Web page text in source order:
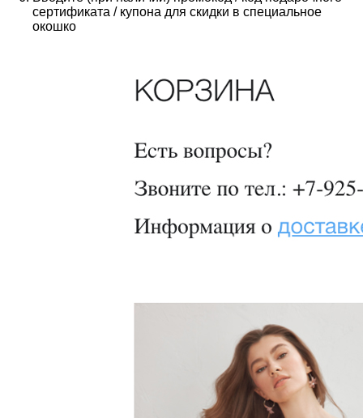
сертификата / купона для скидки в специальное
окошко